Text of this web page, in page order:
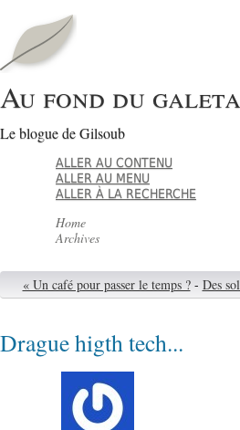
Au fond du
Le blogue de Gilsoub
ALLER AU CONTENU
ALLER AU MENU
ALLER À LA RECHERCHE
Home
Archives
« Un café pour passer le temps ? - Des
Drague higth tech...